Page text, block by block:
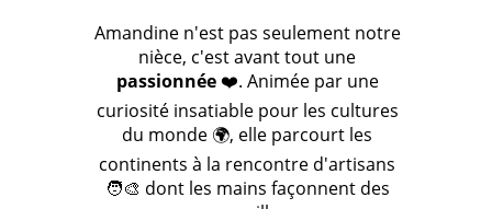
Amandine n'est pas seulement notre
nièce, c'est avant tout une
passionnée❤️. Animée par une
curiosité insatiable pour les cultures
du monde 🌍, elle parcourt les
continents à la rencontre d'artisans
🧑‍🎨 dont les mains façonnent des